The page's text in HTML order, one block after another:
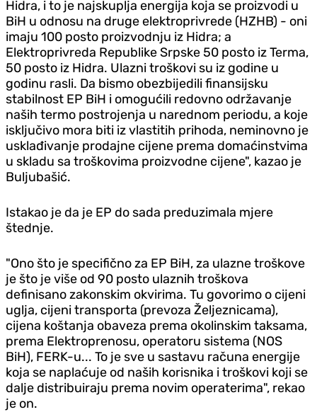
Hidra, i to je najskuplja energija koja se proizvodi u
BiH u odnosu na druge elektroprivrede (HZHB) - oni
imaju 100 posto proizvodnju iz Hidra; a
Elektroprivreda Republike Srpske 50 posto iz Terma,
50 posto iz Hidra. Ulazni troškovi su iz godine u
godinu rasli. Da bismo obezbijedili finansijsku
stabilnost EP BiH i omogućili redovno održavanje
naših termo postrojenja u narednom periodu, a koje
isključivo mora biti iz vlastitih prihoda, neminovno je
usklađivanje prodajne cijene prema domaćinstvima
u skladu sa troškovima proizvodne cijene", kazao je
Buljubašić.
Istakao je da je EP do sada preduzimala mjere
štednje.
"Ono što je specifično za EP BiH, za ulazne troškove
je što je više od 90 posto ulaznih troškova
definisano zakonskim okvirima. Tu govorimo o cijeni
uglja, cijeni transporta (prevoza Željeznicama),
cijena koštanja obaveza prema okolinskim taksama,
prema Elektroprenosu, operatoru sistema (NOS
BiH), FERK-u... To je sve u sastavu računa energije
koja se naplaćuje od naših korisnika i troškovi koji se
dalje distribuiraju prema novim operaterima", rekao
je on.